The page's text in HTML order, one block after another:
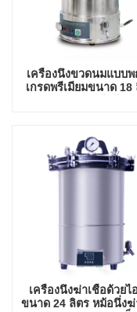
เครื่องนึ่งขวดนมแบบพ
เกรดพรีเมียมขนาด 18
เครื่องนึ่งฆ่าเชื้อด้วยไ
ขนาด 24 ลิตร หม้อนึ่งฆ่